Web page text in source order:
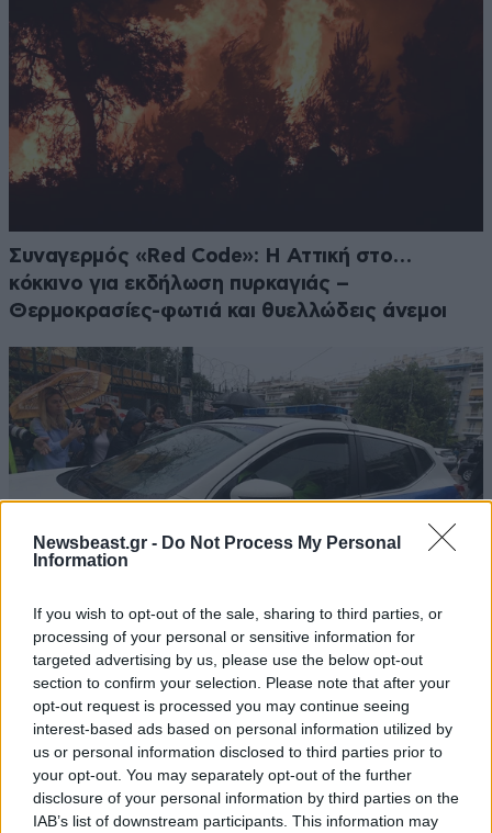
Newsbeast.gr - Do Not Process My Personal
Information
If you wish to opt-out of the sale, sharing to third parties, or
processing of your personal or sensitive information for
targeted advertising by us, please use the below opt-out
section to confirm your selection. Please note that after your
opt-out request is processed you may continue seeing
interest-based ads based on personal information utilized by
us or personal information disclosed to third parties prior to
your opt-out. You may separately opt-out of the further
disclosure of your personal information by third parties on the
IAB’s list of downstream participants. This information may
Συναγερμός «Red Code»: Η Αττική στο…
κόκκινο για εκδήλωση πυρκαγιάς –
Θερμοκρασίες-φωτιά και θυελλώδεις άνεμοι
Θρίλερ με τον θάνατο 66χρονου στις Σέρρες –
Βρέθηκε νεκρός στο σπίτι του, εξετάζεται
δολοφονία